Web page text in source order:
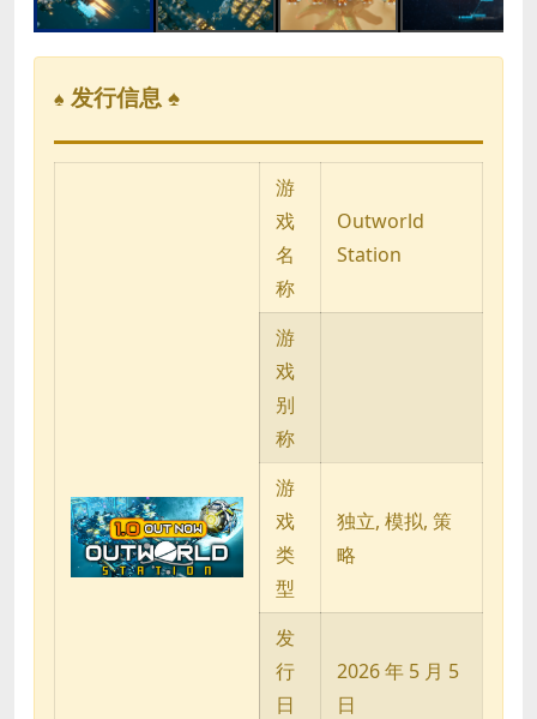
♠ 发行信息 ♠
游
戏
名
称
Outworld
Station
游
戏
别
称
游
戏
类
型
独立, 模拟, 策
略
发
行
日
2026 年 5 月 5
日